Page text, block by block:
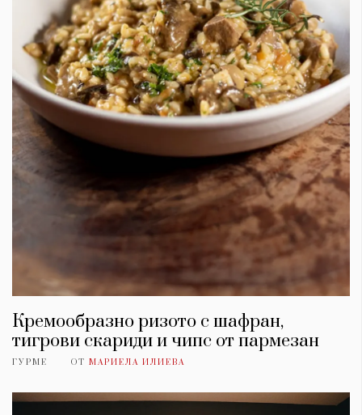
Кремообразно ризото с шафран,
тигрови скариди и чипс от пармезан
ГУРМЕ ОТ МАРИЕЛА ИЛИЕВА